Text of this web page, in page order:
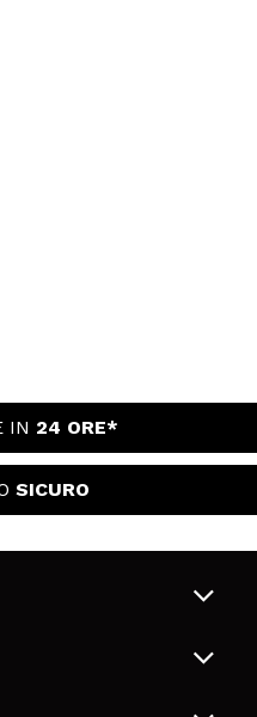
IN 24 ORE*
SICURO